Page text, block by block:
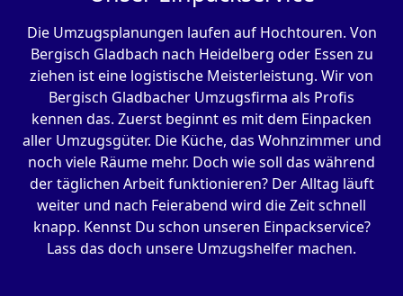
Die Umzugsplanungen laufen auf Hochtouren. Von
Bergisch Gladbach nach Heidelberg oder Essen zu
ziehen ist eine logistische Meisterleistung. Wir von
Bergisch Gladbacher Umzugsfirma als Profis
kennen das. Zuerst beginnt es mit dem Einpacken
aller Umzugsgüter. Die Küche, das Wohnzimmer und
noch viele Räume mehr. Doch wie soll das während
der täglichen Arbeit funktionieren? Der Alltag läuft
weiter und nach Feierabend wird die Zeit schnell
knapp. Kennst Du schon unseren Einpackservice?
Lass das doch unsere Umzugshelfer machen.